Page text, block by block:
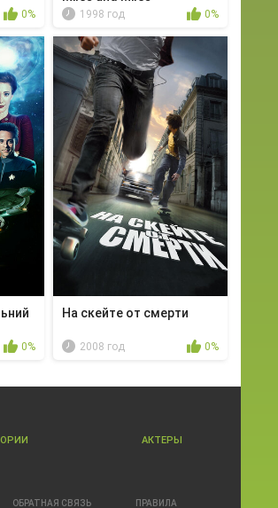
0% 1998 год 0%
0%
На скейте от смерти
2008 год 0%
АКТЕРЫ
ОБРАТНАЯ СВЯЗЬ ПРАВИЛА